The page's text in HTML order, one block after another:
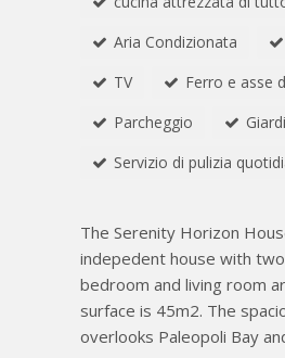
Aria Condizionata
TV
Ferro e asse
Parcheggio
Servizio di pulizia
The Serenity Horizon
indepedent house with
bedroom and living room
surface is 45m2. The
overlooks Paleopoli Bay